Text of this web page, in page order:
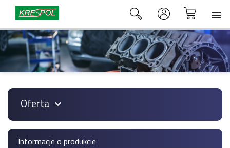

Oferta 
Informacje o produkcie